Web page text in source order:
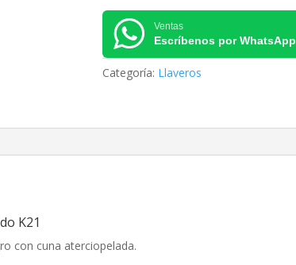
K21
cantidad
Ventas
Escríbenos por WhatsApp
Categoría: Llaveros
K21
con cuna aterciopelada.